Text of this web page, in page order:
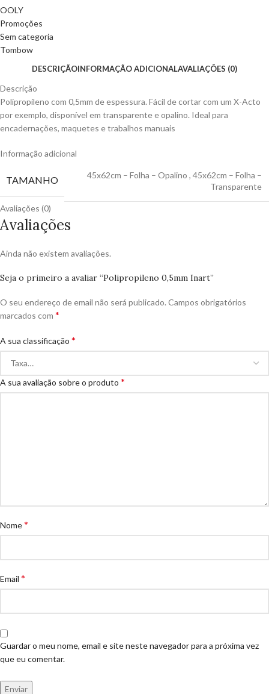
OOLY
Promoções
Sem categoria
Tombow
DESCRIÇÃOINFORMAÇÃO ADICIONALAVALIAÇÕES (0)
Descrição
Polipropileno com 0,5mm de espessura. Fácil de cortar com um X-Acto
por exemplo, disponível em transparente e opalino. Ideal para
encadernações, maquetes e trabalhos manuais
Informação adicional
TAMANHO 45x62cm – Folha – Opalino , 45x62cm – Folha –
Transparente
Avaliações (0)
Avaliações
Ainda não existem avaliações.
Seja o primeiro a avaliar “Polipropileno 0,5mm Inart”
O seu endereço de email não será publicado. Campos obrigatórios
marcados com *
A sua classificação *
A sua avaliação sobre o produto *
Nome*
Email *
Guardar o meu nome, email e site neste navegador para a próxima vez
que eu comentar.